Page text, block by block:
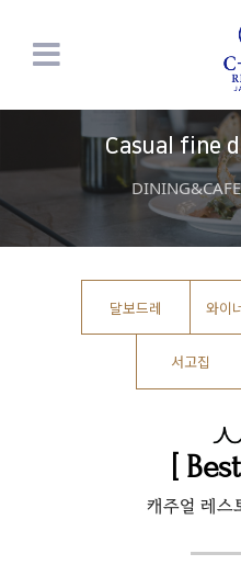
Casual fine
달보드레 와이
서고집
[
캐주얼 레스